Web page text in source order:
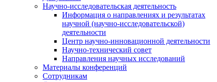
Научно-исследовательская деятельность
Информация о направлениях и результатах
научной (научно-исследовательской)
деятельности
Центр научно-инновационной деятельности
Научно-технический совет
Направления научных исследований
Материалы конференций
Сотрудникам